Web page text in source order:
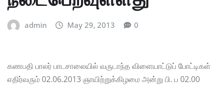
admin May 29, 2013 0
கணபதி பாலர் பாடசாலையில் வருடாந்த விளையாட்டுப் போட்டிகள்
எதிர்வரும் 02.06.2013 ஞாயிற்றுக்கிழமை அன்று பி. ப 02.00